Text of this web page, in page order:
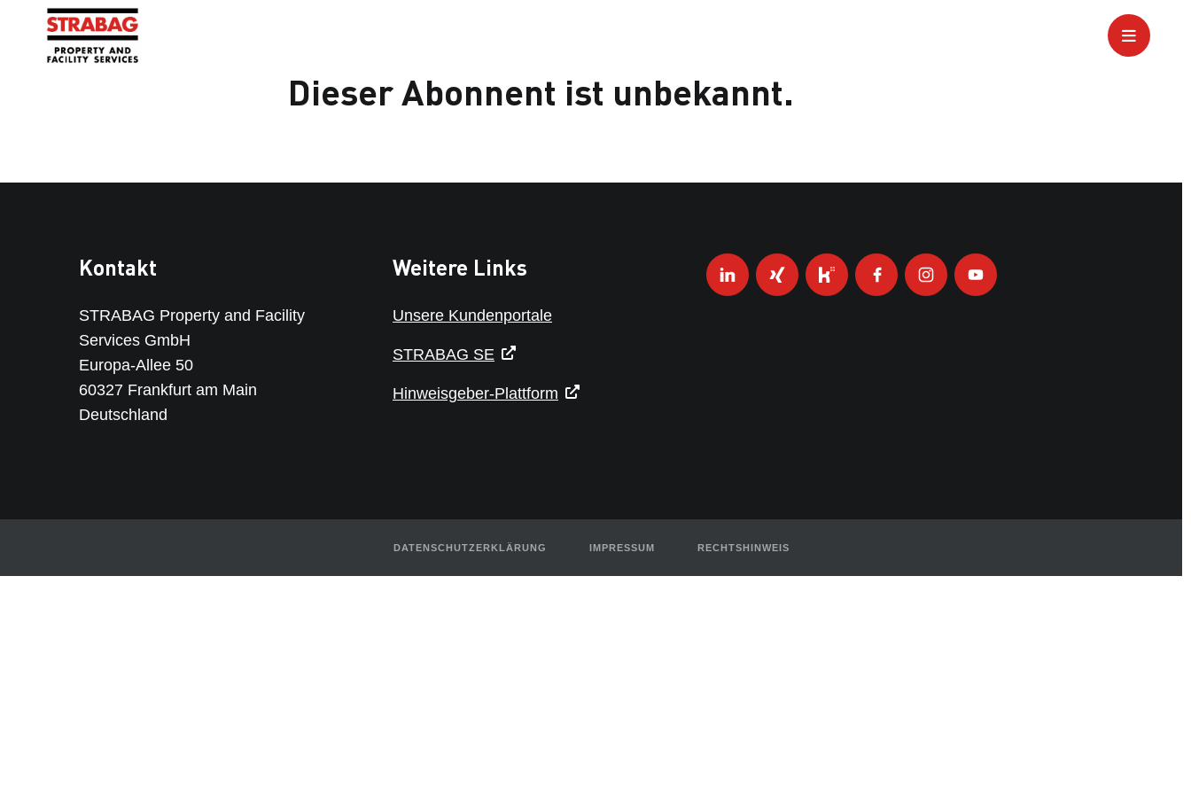
Dieser Abonnent ist unbekannt.
Kontakt
STRABAG Property and Facility
Services GmbH
Europa-Allee 50
60327 Frankfurt am Main
Deutschland
Weitere Links
Unsere Kundenportale
STRABAG SE
Hinweisgeber-Plattform
DATENSCHUTZERKLÄRUNG IMPRESSUM RECHTSHINWEIS